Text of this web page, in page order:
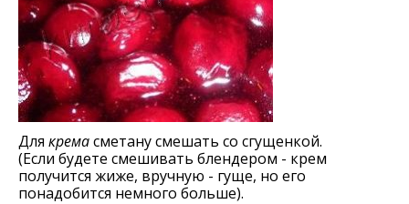
Для кремасметану смешать со сгущенкой.
(Если будете смешивать блендером - крем
получится жиже, вручную - гуще, но его
понадобится немного больше).